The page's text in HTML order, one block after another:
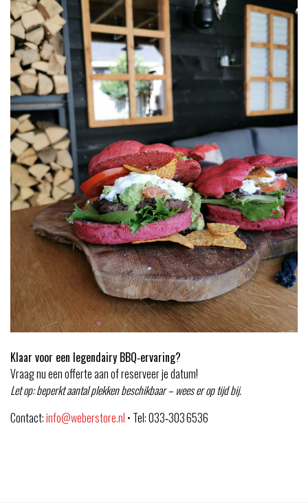
Klaar voor een legendairy BBQ‑ervaring?
Vraag nu een offerte aan of reserveer je datum!
Let op: beperkt aantal plekken beschikbaar – wees er op tijd bij.
Contact:info@weberstore.nl • Tel: 033‑303 6536